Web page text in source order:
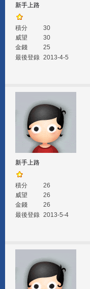
新手上路
積分
30
威望
30
金錢
25
最後登錄 2013-4-5
新手上路
積分
26
威望
26
金錢
26
最後登錄 2013-5-4